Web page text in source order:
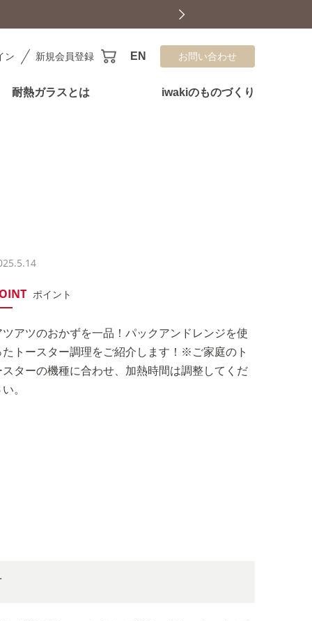
ン 新規会員登録 EN お問い合わせ
耐熱ガラスとは iwakiのものづくり
ポイント
ツアツのおかずを一品！パックアンドレンジを使
たトースター調理をご紹介します！※ご家庭のト
スターの機種に合わせ、加熱時間は調整してくだ
。